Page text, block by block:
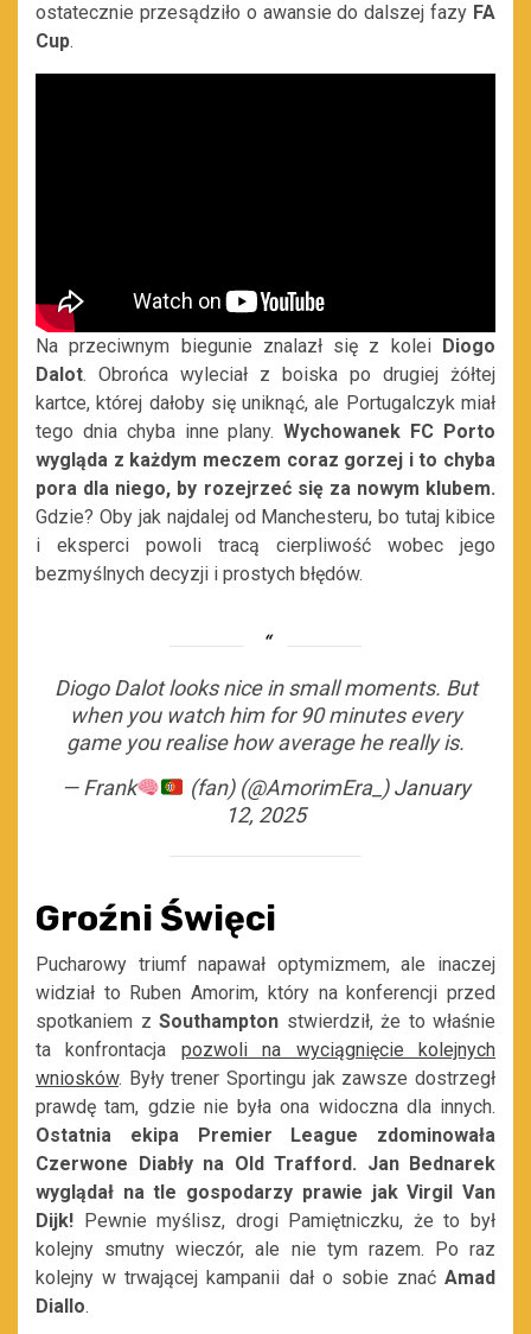
ostatecznie przesądziło o awansie do dalszej fazy FA
Cup.
Na przeciwnym biegunie znalazł się z kolei Diogo
Dalot. Obrońca wyleciał z boiska po drugiej żółtej
kartce, której dałoby się uniknąć, ale Portugalczyk miał
tego dnia chyba inne plany.Wychowanek FC Porto
wygląda z każdym meczem coraz gorzej i to chyba
pora dla niego, by rozejrzeć się za nowym klubem.
Gdzie? Oby jak najdalej od Manchesteru, bo tutaj kibice
i eksperci powoli tracą cierpliwość wobec jego
bezmyślnych decyzji i prostych błędów.
Diogo Dalot looks nice in small moments. But
when you watch him for 90 minutes every
game you realise how average he really is.
— Frank
(fan) (@AmorimEra_)January
12, 2025
Groźni Święci
Pucharowy triumf napawał optymizmem, ale inaczej
widział to Ruben Amorim, który na konferencji przed
spotkaniem z Southampton stwierdził, że to właśnie
ta konfrontacja pozwoli na wyciągnięcie kolejnych
wniosków. Były trener Sportingu jak zawsze dostrzegł
prawdę tam, gdzie nie była ona widoczna dla innych.
Ostatnia ekipa Premier League zdominowała
Czerwone Diabły na Old Trafford. Jan Bednarek
wyglądał na tle gospodarzy prawie jak Virgil Van
Dijk! Pewnie myślisz, drogi Pamiętniczku, że to był
kolejny smutny wieczór, ale nie tym razem. Po raz
kolejny w trwającej kampanii dał o sobie znać Amad
Diallo.